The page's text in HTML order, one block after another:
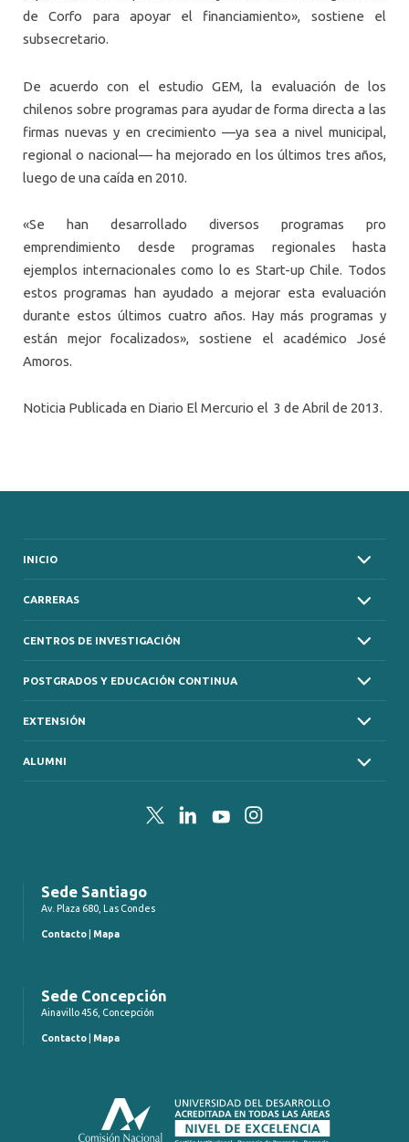
de Corfo para apoyar el financiamiento», sostiene el
subsecretario.
De acuerdo con el estudio GEM, la evaluación de los
chilenos sobre programas para ayudar de forma directa a las
firmas nuevas y en crecimiento —ya sea a nivel municipal,
regional o nacional— ha mejorado en los últimos tres años,
luego de una caída en 2010.
«Se han desarrollado diversos programas pro
emprendimiento desde programas regionales hasta
ejemplos internacionales como lo es Start-up Chile. Todos
estos programas han ayudado a mejorar esta evaluación
durante estos últimos cuatro años. Hay más programas y
están mejor focalizados», sostiene el académico José
Amoros.
Noticia Publicada en Diario El Mercurio el 3 de Abril de 2013.
INICIO
CARRERAS
CENTROS DE INVESTIGACIÓN
POSTGRADOS Y EDUCACIÓN CONTINUA
EXTENSIÓN
ALUMNI
TwitterLinkedInYouTubeInstagram
Sede Santiago
Av. Plaza 680, Las Condes
Contacto Mapa
Sede Concepción
Ainavillo 456, Concepción
Contacto Mapa